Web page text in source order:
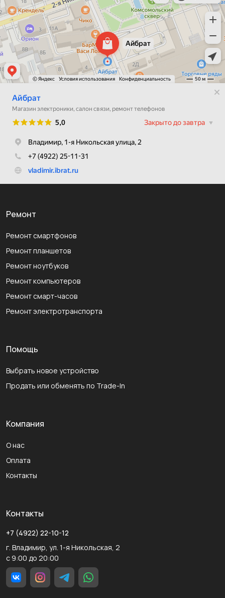
Ремонт
Ремонт смартфонов
Ремонт планшетов
Ремонт ноутбуков
Ремонт компьютеров
Ремонт смарт-часов
Ремонт электротранспорта
Помощь
Выбрать новое устройство
Продать или обменять по Trade-In
Компания
О нас
Оплата
Контакты
Контакты
+7 (4922) 22-10-12
г. Владимир, ул. 1-я Никольская, 2
с 9:00 до 20:00